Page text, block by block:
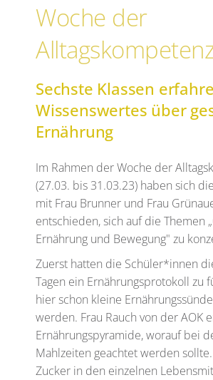
Woche der
Sechste Klassen
Wissenswertes über
Ernährung
Im Rahmen der Woche der
(27.03. bis 31.03.23) haben sich
mit Frau Brunner und Frau
entschieden, sich auf die Themen
Ernährung und Bewegung" zu
Zuerst hatten die Schüler*innen
Tagen ein Ernährungsprotokoll zu
hier schon kleine
werden. Frau Rauch von der AOK
Ernährungspyramide, worauf bei
Mahlzeiten geachtet werden
Zucker in den einzelnen